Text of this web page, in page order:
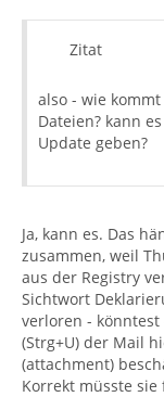
Zitat
also - wie
Dateien? kann
Update geben?
Ja, kann es. Das
zusammen, weil
aus der Registry
Sichtwort
verloren -
(Strg+U) der Mail
(attachment)
Korrekt müsste sie